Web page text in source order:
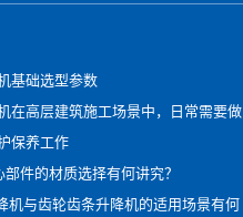
基础选型参数
在高层建筑施工场景中，日常需要做
保养工作
部件的材质选择有何讲究？
机与齿轮齿条升降机的适用场景有何